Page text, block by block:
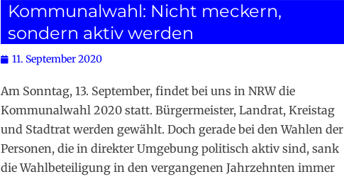
Kommunalwahl: Nicht meckern,
sondern aktiv werden
Posted
11. September 2020
Am Sonntag, 13. September, findet bei uns in NRW die
Kommunalwahl 2020 statt. Bürgermeister, Landrat, Kreistag
und Stadtrat werden gewählt. Doch gerade bei den Wahlen der
Personen, die in direkter Umgebung politisch aktiv sind, sank
die Wahlbeteiligung in den vergangenen Jahrzehnten immer